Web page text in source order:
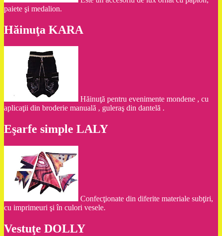
paiete şi medalion.
Hăinuţa KARA
Hăinuţă pentru evenimente mondene , cu
aplicaţii din broderie manuală , guleraş din dantelă .
Eşarfe simple LALY
Confecţionate din diferite materiale subţiri,
cu imprimeuri şi în culori vesele.
Vestuţe DOLLY